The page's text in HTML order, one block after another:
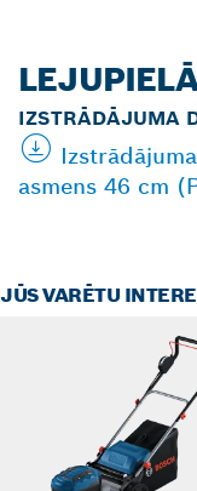
IZSTRĀDĀJUMA
asmens 46 cm
JŪS VARĒTU